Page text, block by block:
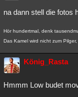
na dann stell die fotos
Hör hundertmal, denk
Das Kamel wird nicht zum
König_Rasta
Hmmm Low budet